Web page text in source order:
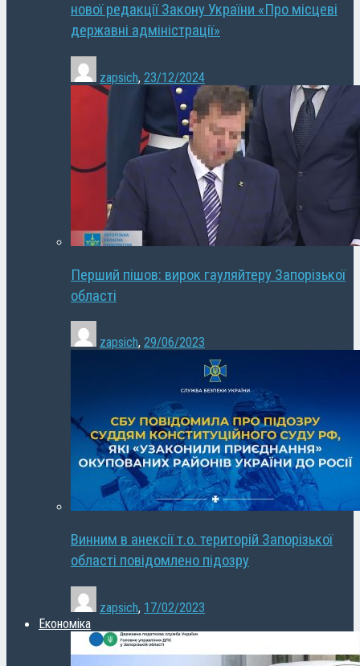
нової редакції Закону України «Про місцеві
державні адміністрації»
zapsich, 23/12/2024
Перший пішов: вирок гауляйтеру Запорізької
області
zapsich, 29/06/2023
Винним в анексії т.о. територій Запорізької
області повідомлено підозру
zapsich, 17/02/2023
Економіка